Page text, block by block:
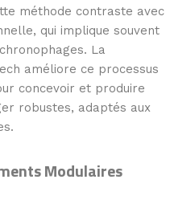
méthode contraste avec
qui implique souvent
La
améliore ce processus
concevoir et produire
robustes, adaptés aux
Modulaires